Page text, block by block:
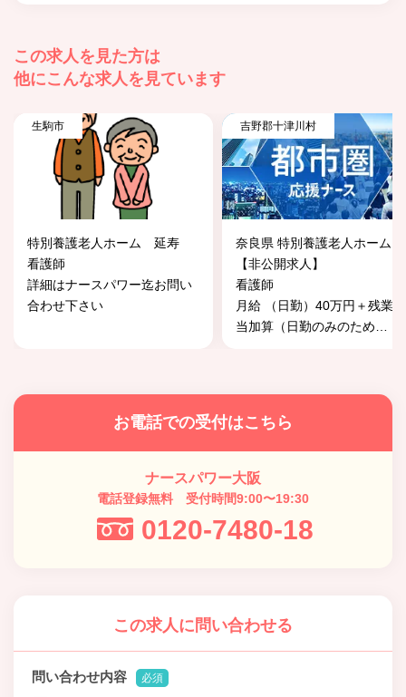
この求人を見た方は
他にこんな求人を見ています
生駒市
特別養護老人ホーム 延寿
看護師
詳細はナースパワー迄お問い
合わせ下さい
吉野郡十津川村
奈良県 特別養護老人ホーム
【非公開求人】
看護師
月給 （日勤）40万円＋残業手
当加算（日勤のみのため
お電話での受付はこちら
ナースパワー大阪
電話登録無料 受付時間9:00〜19:30
0120-7480-18
この求人に問い合わせる
問い合わせ内容 必須